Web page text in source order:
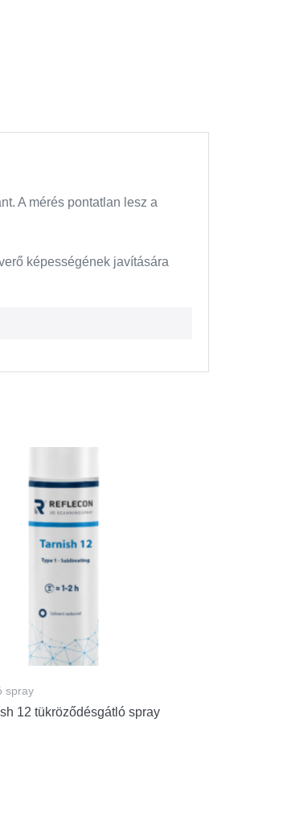
A mérés pontatlan lesz a
képességének javítására
spray
12 tükröződésgátló spray